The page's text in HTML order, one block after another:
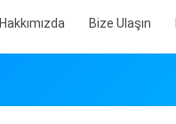
Hakkımızda Bize Ulaşın